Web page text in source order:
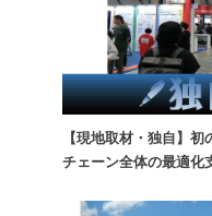
【現地取材・独自】
チェーン全体の最適化